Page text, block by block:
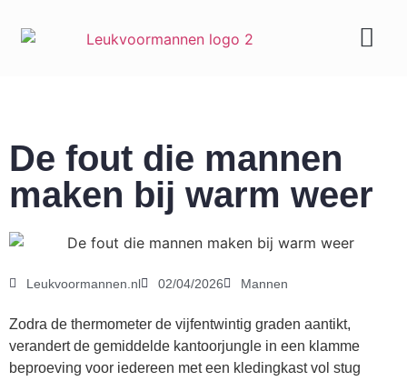
De fout die mannen
maken bij warm weer
Leukvoormannen.nl 02/04/2026 Mannen
Zodra de thermometer de vijfentwintig graden aantikt,
verandert de gemiddelde kantoorjungle in een klamme
beproeving voor iedereen met een kledingkast vol stug